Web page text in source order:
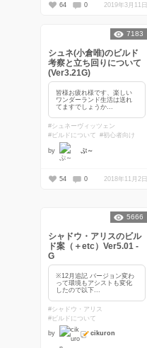
64 0 2019年3月11日
シュネ(小倉唯)のビルド
考察と立ち回りについて
(Ver3.21G)
皆様お疲れ様です、楽しい
ワンダーランド生活は送れ
てますでしょうか...
#シュネーヴィッツェン
#ビルドについて #初心者向け
by ぷ～
7183
54 0 2018年11月2日
シャドウ・アリスのビル
ド案（＋etc）Ver5.01 -
G
※12月追記 バージョン変わ
って環境もアシストも変化
したので以下...
#シャドウ・アリス
#ビルドについて
by cikuron
5666